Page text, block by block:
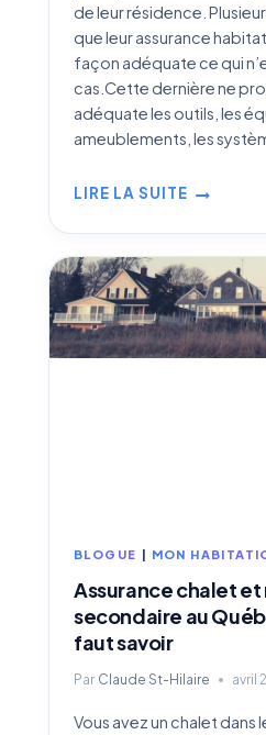
de leur résidence.
que leur assurance
façon adéquate ce qui
cas.Cette dernière ne
adéquate les outils, les
ameublements, les
LIRE LA SUITE
ASSURANCE
AUTONOME
AU
QUÉBEC
:
PROTÉGEZ
BLOGUE | MON
Assurance chalet
secondaire au
faut savoir
Par Claude St-Hilaire avril
Vous avez un chalet dans